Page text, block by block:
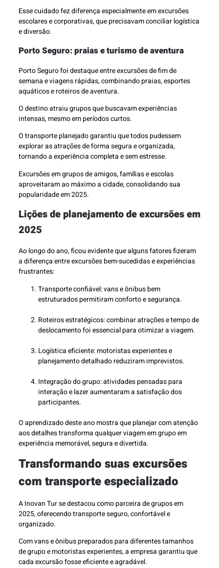
Esse cuidado fez diferença especialmente em excursões
escolares e corporativas, que precisavam conciliar logística
e diversão.
Porto Seguro: praias e turismo de aventura
Porto Seguro foi destaque entre excursões de fim de
semana e viagens rápidas, combinando praias, esportes
aquáticos e roteiros de aventura.
O destino atraiu grupos que buscavam experiências
intensas, mesmo em períodos curtos.
O transporte planejado garantiu que todos pudessem
explorar as atrações de forma segura e organizada,
tornando a experiência completa e sem estresse.
Excursões em grupos de amigos, famílias e escolas
aproveitaram ao máximo a cidade, consolidando sua
popularidade em 2025.
Lições de planejamento de excursões em
2025
Ao longo do ano, ficou evidente que alguns fatores fizeram
a diferença entre excursões bem-sucedidas e experiências
frustrantes:
Transporte confiável: vans e ônibus bem
estruturados permitiram conforto e segurança.
Roteiros estratégicos: combinar atrações e tempo de
deslocamento foi essencial para otimizar a viagem.
Logística eficiente: motoristas experientes e
planejamento detalhado reduziram imprevistos.
Integração do grupo: atividades pensadas para
interação e lazer aumentaram a satisfação dos
participantes.
O aprendizado deste ano mostra que planejar com atenção
aos detalhes transforma qualquer viagem em grupo em
experiência memorável, segura e divertida.
Transformando suas excursões
com transporte especializado
A Inovan Tur se destacou como parceira de grupos em
2025, oferecendo transporte seguro, confortável e
organizado.
Com vans e ônibus preparados para diferentes tamanhos
de grupo e motoristas experientes, a empresa garantiu que
cada excursão fosse eficiente e agradável.